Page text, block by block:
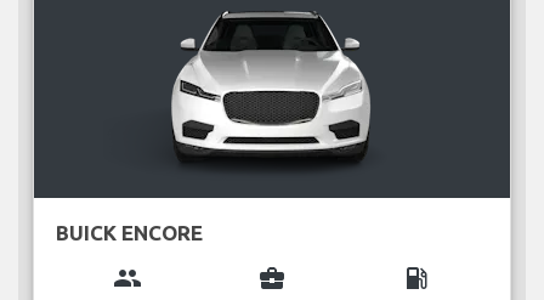
BUICK ENCORE
group business_center local_gas_station